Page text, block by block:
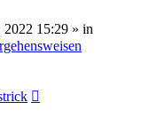
15:29 » in